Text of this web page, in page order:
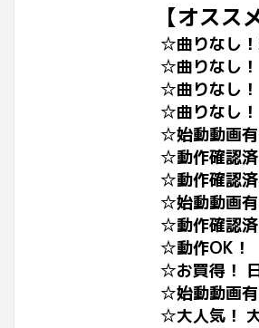
【オスス
☆曲りなし
☆曲りなし！
☆曲りなし！
☆曲りなし！
☆始動動画
☆動作確認済
☆動作確認済
☆始動動画有
☆動作確認済
☆動作OK！
☆お買得！
☆始動動画有
☆大人気！